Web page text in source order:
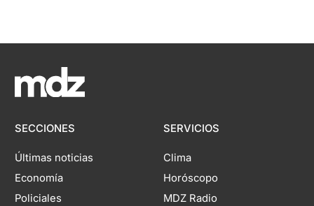
SECCIONES
Últimas noticias
Economía
Policiales
SERVICIOS
Clima
Horóscopo
MDZ Radio